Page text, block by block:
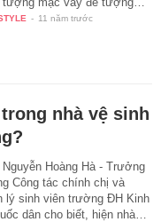
- 11 năm trước
nhà vệ sinh
Nguyễn Hoàng Hà - Trưởng
Công tác chính chị và
lý sinh viên trường ĐH Kinh
dân cho biết, hiện nhà…